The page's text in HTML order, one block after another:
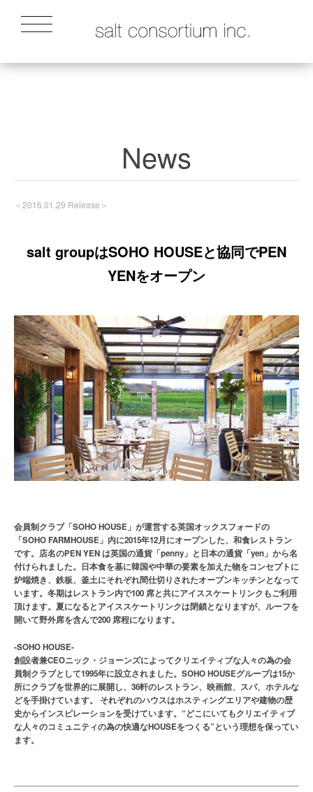
News
＜2016.01.29 Release＞
salt groupはSOHO HOUSEと協同でPEN
YENをオープン
会員制クラブ「SOHO HOUSE」が運営する英国オックスフォードの
「SOHO FARMHOUSE」内に2015年12月にオープンした、和食レストラン
です。店名のPEN YEN は英国の通貨「penny」と日本の通貨「yen」から名
付けられました。日本食を基に韓国や中華の要素を加えた物をコンセプトに
炉端焼き、鉄板、釜土にそれぞれ間仕切りされたオープンキッチンとなって
います。冬期はレストラン内で100 席と共にアイススケートリンクもご利用
頂けます。夏になるとアイススケートリンクは閉鎖となりますが、ルーフを
開いて野外席を含んで200 席程になります。
‐SOHO HOUSE‐
創設者兼CEOニック・ジョーンズによってクリエイティブな人々の為の会
員制クラブとして1995年に設立されました。SOHO HOUSEグループは15か
所にクラブを世界的に展開し、36軒のレストラン、映画館、スパ、ホテルな
どを手掛けています。 それぞれのハウスはホスティングエリアや建物の歴
史からインスピレーションを受けています。“どこにいてもクリエイティブ
な人々のコミュニティの為の快適なHOUSEをつくる”という理想を保ってい
ます。